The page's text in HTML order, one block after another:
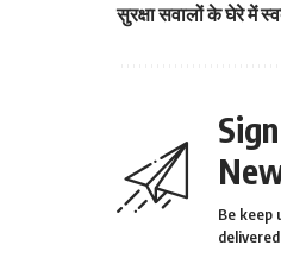
सुरक्षा सवालों के घेरे में
Be keep